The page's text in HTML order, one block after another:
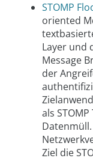
STOMP
oriented
Layer und
Message
der
als
Ziel die